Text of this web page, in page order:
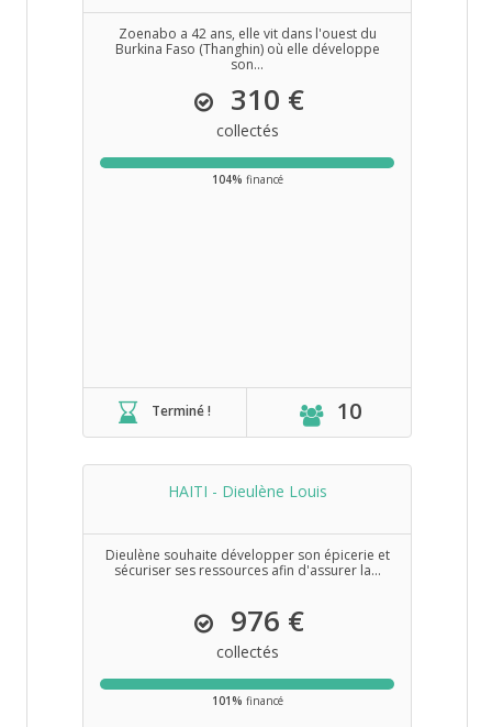
Zoenabo a 42 ans, elle vit dans l'ouest du
Burkina Faso (Thanghin) où elle développe
son...
310 €
collectés
104% financé
Terminé ! 10
HAITI - Dieulène Louis
Dieulène souhaite développer son épicerie et
sécuriser ses ressources afin d'assurer la...
976 €
collectés
101% financé